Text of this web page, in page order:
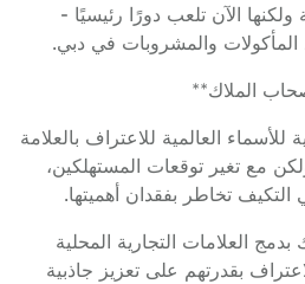
الآن تلعب دورًا رئيسيًا -
والمشروبات في دبي.
الملاك**
للأسماء العالمية للاعتراف بالعلامة
مع تغير توقعات المستهلكين،
تخاطر بفقدان أهميتها.
العلامات التجارية المحلية
بقدرتهم على تعزيز جاذبية